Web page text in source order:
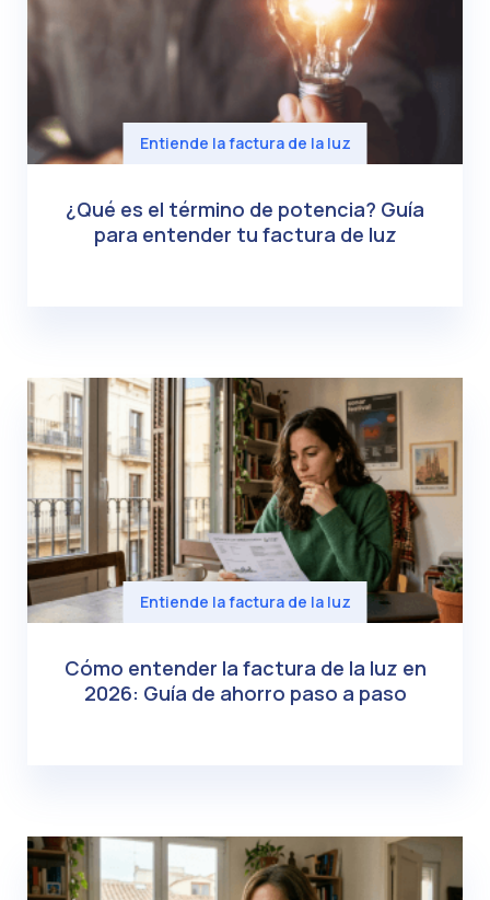
Entiende la factura de la luz
¿Qué es el término de potencia? Guía
para entender tu factura de luz
Entiende la factura de la luz
Cómo entender la factura de la luz en
2026: Guía de ahorro paso a paso